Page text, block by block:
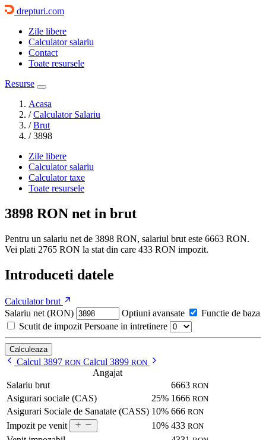
drepturi.com
Zile libere
Calculator salariu
Contact
Toate resursele
Resurse
Acasa
/ Calculator Salariu
/ Brut
/ 3898
Zile libere
Calculator salariu
Calculator taxe
Toate resursele
3898 RON net in brut
Pentru un salariu net de 3898 RON, salariul brut este 6663 RON.
Vei plati 2765 RON la stat din care 433 RON impozit.
Introduceti datele
Calculator brut
Salariu net (RON)
Optiuni avansate
Functie de baza
Scutit de impozit Persoane in intretinere
Calculeaza
Calcul 3897 RON Calcul 3899 RON
Angajat
Salariu brut
6663 RON
Asigurari sociale (CAS) 25% 1666 RON
Asigurari Sociale de Sanatate (CASS) 10% 666 RON
Impozit pe venit 10% 433 RON